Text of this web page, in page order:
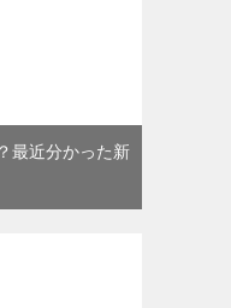
最近分かった新